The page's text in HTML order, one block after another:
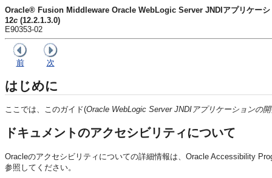
Oracle® Fusion Middleware Oracle WebLogic Server JNDIアプリケーシ
12c (12.2.1.3.0)
E90353-02
前 次
はじめに
ここでは、このガイド(Oracle WebLogic Server JNDIアプリケーションの
ドキュメントのアクセシビリティについて
Oracleのアクセシビリティについての詳細情報は、Oracle Accessibility
参照してください。